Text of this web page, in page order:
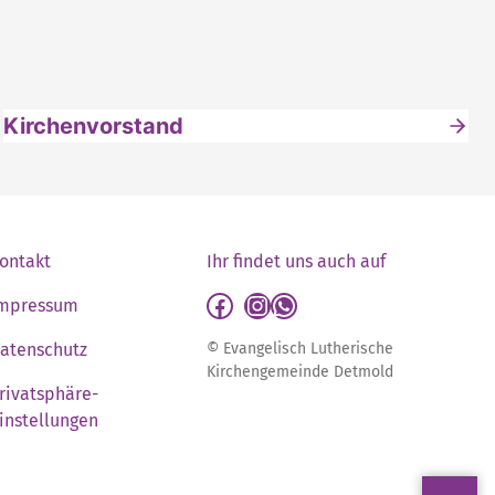
Kirchenvorstand
Ihr findet uns auch auf
detmold-lutherisch auf Facebook
detmold-lutherisch auf Instagram
detmold-lutherisch auf WhatsApp
© Evangelisch Lutherische
Kirchengemeinde Detmold